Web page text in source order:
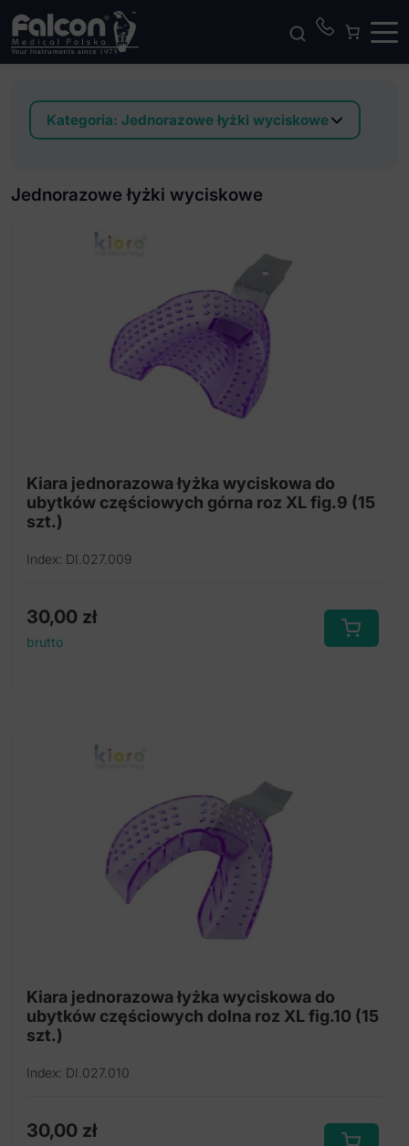
Kategoria:Jednorazowe łyżki wyciskowe
Jednorazowa łyżka wyc.do implantów
Jednorazowe łyżki wyciskowe jasnoniebieski
Jednorazowe łyżki wyciskowe niebieskie
Jednorazowe łyżki wyciskowe oliwkowy
Jednorazowe łyżki wyciskowe zielone
Uchwyt do łyżki wyciskowej jednorazowej
Singly jednorazowe łyżki wyciskowe
Jednorazowe łyżki wyciskowe
Kiara jednorazowa łyżka wyciskowa do
ubytków częściowych górna roz XL fig.9 (15
szt.)
Index: DI.027.009
30,00 zł
brutto
Kiara jednorazowa łyżka wyciskowa do
ubytków częściowych dolna roz XL fig.10 (15
szt.)
Index: DI.027.010
30,00 zł